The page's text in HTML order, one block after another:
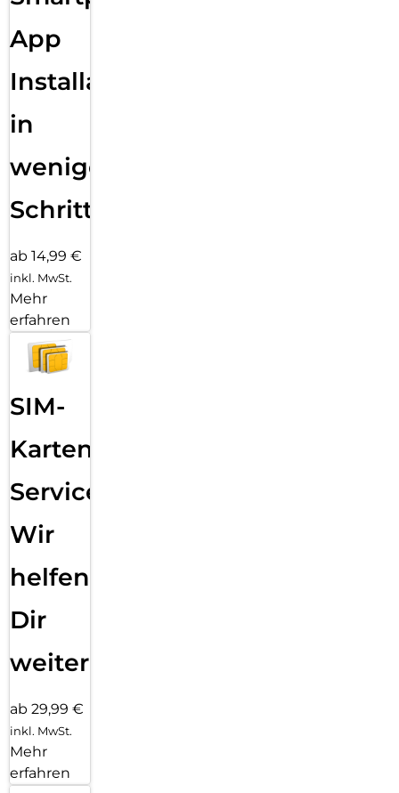
App
Installation
in
wenigen
Schritten
ab 14,99 €
inkl. MwSt.
Mehr
erfahren
SIM-
Karten
Service:
Wir
helfen
Dir
weiter
ab 29,99 €
inkl. MwSt.
Mehr
erfahren